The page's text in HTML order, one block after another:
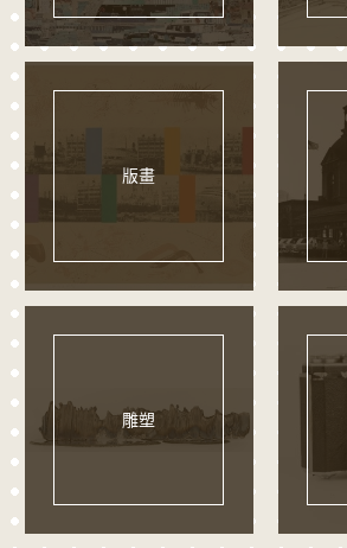
版畫
雕塑